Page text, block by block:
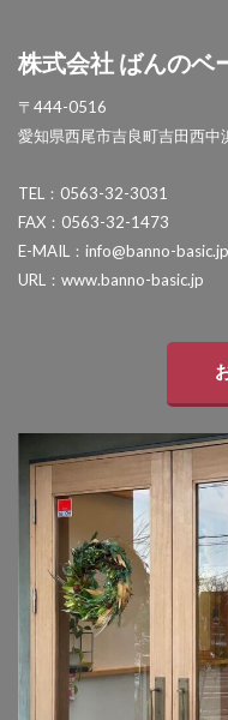
株式会社 ばんのベ
〒444-0516
愛知県西尾市吉良町吉田西中
TEL：0563-32-3031
FAX：0563-32-1473
E-MAIL：info@banno-basic.jp
URL：www.banno-basic.jp
コラム
サンア
ジャービス商事 蛇口
タカショー アートポ
タカショー エクスレ
タカショー エバーア
タカショー エバー
タカショー ガラスサ
タカショー シンプ
タカショー セラウォ
タカショー セラクラ
タカショー セラトッ
タカショー セラレバ
タカショー タンモク
タカショー デザイ